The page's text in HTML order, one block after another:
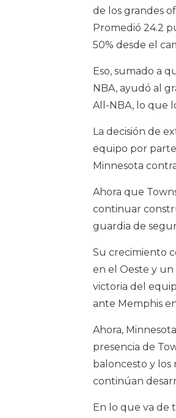
de los grandes
Promedió 24.2
50% desde el
Eso, sumado a
NBA, ayudó al
All-NBA, lo que
La decisión de
equipo por
Minnesota
Ahora que
continuar
guardia de
Su crecimiento
en el Oeste y
victoria del
ante Memphis
Ahora,
presencia de
baloncesto y los
continúan
En lo que va de